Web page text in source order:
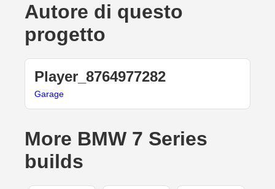
Autore di questo
progetto
Player_8764977282
Garage
More BMW 7 Series
builds